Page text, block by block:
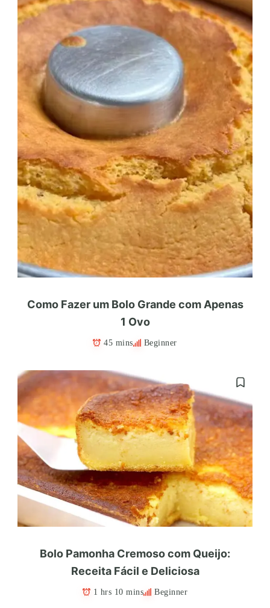
Como Fazer um Bolo Grande com Apenas
1 Ovo
45 mins Beginner
Bolo Pamonha Cremoso com Queijo:
Receita Fácil e Deliciosa
1 hrs 10 mins Beginner